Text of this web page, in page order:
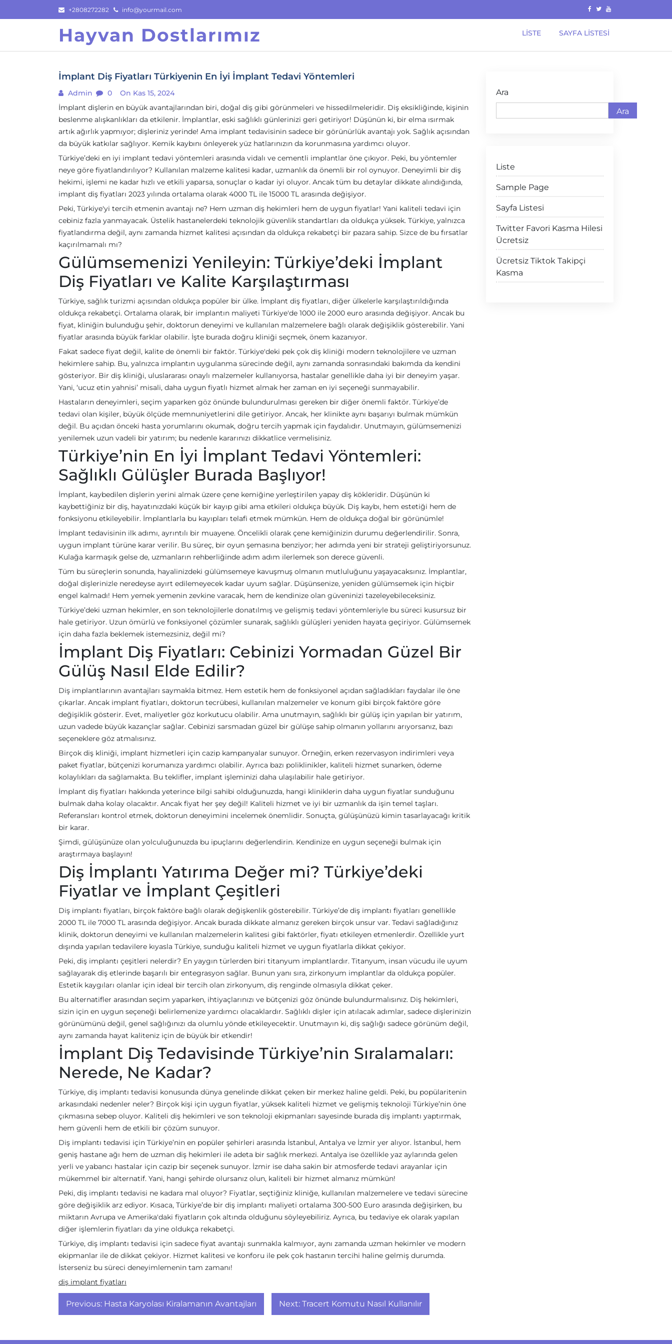
to
+2808272282 info@yourmail.com
Hayvan Dostlarımız LISTE SAYFA LISTESI
İmplant Diş Fiyatları Türkiyenin En İyi İmplant Tedavi Yöntemleri
Admin 0
On Kas 15, 2024
İmplant dişlerin en büyük avantajlarından biri, doğal diş gibi görünmeleri ve hissedilmeleridir. Diş eksikliğinde, kişinin
beslenme alışkanlıkları da etkilenir. İmplantlar, eski sağlıklı günlerinizi geri getiriyor! Düşünün ki, bir elma ısırmak
artık ağırlık yapmıyor; dişleriniz yerinde! Ama implant tedavisinin sadece bir görünürlük avantajı yok. Sağlık açısından
da büyük katkılar sağlıyor. Kemik kaybını önleyerek yüz hatlarınızın da korunmasına yardımcı oluyor.
Türkiye’deki en iyi implant tedavi yöntemleri arasında vidalı ve cementli implantlar öne çıkıyor. Peki, bu yöntemler
neye göre fiyatlandırılıyor? Kullanılan malzeme kalitesi kadar, uzmanlık da önemli bir rol oynuyor. Deneyimli bir diş
hekimi, işlemi ne kadar hızlı ve etkili yaparsa, sonuçlar o kadar iyi oluyor. Ancak tüm bu detaylar dikkate alındığında,
implant diş fiyatları 2023 yılında ortalama olarak 4000 TL ile 15000 TL arasında değişiyor.
Peki, Türkiye'yi tercih etmenin avantajı ne? Hem uzman diş hekimleri hem de uygun fiyatlar! Yani kaliteli tedavi için
cebiniz fazla yanmayacak. Üstelik hastanelerdeki teknolojik güvenlik standartları da oldukça yüksek. Türkiye, yalnızca
fiyatlandırma değil, aynı zamanda hizmet kalitesi açısından da oldukça rekabetçi bir pazara sahip. Sizce de bu fırsatlar
kaçırılmamalı mı?
Gülümsemenizi Yenileyin: Türkiye’deki İmplant
Diş Fiyatları ve Kalite Karşılaştırması
Türkiye, sağlık turizmi açısından oldukça popüler bir ülke. İmplant diş fiyatları, diğer ülkelerle karşılaştırıldığında
oldukça rekabetçi. Ortalama olarak, bir implantın maliyeti Türkiye'de 1000 ile 2000 euro arasında değişiyor. Ancak bu
fiyat, kliniğin bulunduğu şehir, doktorun deneyimi ve kullanılan malzemelere bağlı olarak değişiklik gösterebilir. Yani
fiyatlar arasında büyük farklar olabilir. İşte burada doğru kliniği seçmek, önem kazanıyor.
Fakat sadece fiyat değil, kalite de önemli bir faktör. Türkiye'deki pek çok diş kliniği modern teknolojilere ve uzman
hekimlere sahip. Bu, yalnızca implantın uygulanma sürecinde değil, aynı zamanda sonrasındaki bakımda da kendini
gösteriyor. Bir diş kliniği, uluslararası onaylı malzemeler kullanıyorsa, hastalar genellikle daha iyi bir deneyim yaşar.
Yani, ‘ucuz etin yahnisi’ misali, daha uygun fiyatlı hizmet almak her zaman en iyi seçeneği sunmayabilir.
Hastaların deneyimleri, seçim yaparken göz önünde bulundurulması gereken bir diğer önemli faktör. Türkiye’de
tedavi olan kişiler, büyük ölçüde memnuniyetlerini dile getiriyor. Ancak, her klinikte aynı başarıyı bulmak mümkün
değil. Bu açıdan önceki hasta yorumlarını okumak, doğru tercih yapmak için faydalıdır. Unutmayın, gülümsemenizi
yenilemek uzun vadeli bir yatırım; bu nedenle kararınızı dikkatlice vermelisiniz.
Türkiye’nin En İyi İmplant Tedavi Yöntemleri:
Sağlıklı Gülüşler Burada Başlıyor!
İmplant, kaybedilen dişlerin yerini almak üzere çene kemiğine yerleştirilen yapay diş kökleridir. Düşünün ki
kaybettiğiniz bir diş, hayatınızdaki küçük bir kayıp gibi ama etkileri oldukça büyük. Diş kaybı, hem estetiği hem de
fonksiyonu etkileyebilir. İmplantlarla bu kayıpları telafi etmek mümkün. Hem de oldukça doğal bir görünümle!
İmplant tedavisinin ilk adımı, ayrıntılı bir muayene. Öncelikli olarak çene kemiğinizin durumu değerlendirilir. Sonra,
uygun implant türüne karar verilir. Bu süreç, bir oyun şemasına benziyor; her adımda yeni bir strateji geliştiriyorsunuz.
Kulağa karmaşık gelse de, uzmanların rehberliğinde adım adım ilerlemek son derece güvenli.
Tüm bu süreçlerin sonunda, hayalinizdeki gülümsemeye kavuşmuş olmanın mutluluğunu yaşayacaksınız. İmplantlar,
doğal dişlerinizle neredeyse ayırt edilemeyecek kadar uyum sağlar. Düşünsenize, yeniden gülümsemek için hiçbir
engel kalmadı! Hem yemek yemenin zevkine varacak, hem de kendinize olan güveninizi tazeleyebileceksiniz.
Türkiye’deki uzman hekimler, en son teknolojilerle donatılmış ve gelişmiş tedavi yöntemleriyle bu süreci kusursuz bir
hale getiriyor. Uzun ömürlü ve fonksiyonel çözümler sunarak, sağlıklı gülüşleri yeniden hayata geçiriyor. Gülümsemek
için daha fazla beklemek istemezsiniz, değil mi?
İmplant Diş Fiyatları: Cebinizi Yormadan Güzel Bir
Gülüş Nasıl Elde Edilir?
Diş implantlarının avantajları saymakla bitmez. Hem estetik hem de fonksiyonel açıdan sağladıkları faydalar ile öne
çıkarlar. Ancak implant fiyatları, doktorun tecrübesi, kullanılan malzemeler ve konum gibi birçok faktöre göre
değişiklik gösterir. Evet, maliyetler göz korkutucu olabilir. Ama unutmayın, sağlıklı bir gülüş için yapılan bir yatırım,
uzun vadede büyük kazançlar sağlar. Cebinizi sarsmadan güzel bir gülüşe sahip olmanın yollarını arıyorsanız, bazı
seçeneklere göz atmalısınız.
Birçok diş kliniği, implant hizmetleri için cazip kampanyalar sunuyor. Örneğin, erken rezervasyon indirimleri veya
paket fiyatlar, bütçenizi korumanıza yardımcı olabilir. Ayrıca bazı poliklinikler, kaliteli hizmet sunarken, ödeme
kolaylıkları da sağlamakta. Bu teklifler, implant işleminizi daha ulaşılabilir hale getiriyor.
İmplant diş fiyatları hakkında yeterince bilgi sahibi olduğunuzda, hangi kliniklerin daha uygun fiyatlar sunduğunu
bulmak daha kolay olacaktır. Ancak fiyat her şey değil! Kaliteli hizmet ve iyi bir uzmanlık da işin temel taşları.
Referansları kontrol etmek, doktorun deneyimini incelemek önemlidir. Sonuçta, gülüşünüzü kimin tasarlayacağı kritik
bir karar.
Şimdi, gülüşünüze olan yolculuğunuzda bu ipuçlarını değerlendirin. Kendinize en uygun seçeneği bulmak için
araştırmaya başlayın!
Diş İmplantı Yatırıma Değer mi? Türkiye’deki
Fiyatlar ve İmplant Çeşitleri
Diş implantı fiyatları, birçok faktöre bağlı olarak değişkenlik gösterebilir. Türkiye’de diş implantı fiyatları genellikle
2000 TL ile 7000 TL arasında değişiyor. Ancak burada dikkate almanız gereken birçok unsur var. Tedavi sağladığınız
klinik, doktorun deneyimi ve kullanılan malzemelerin kalitesi gibi faktörler, fiyatı etkileyen etmenlerdir. Özellikle yurt
dışında yapılan tedavilere kıyasla Türkiye, sunduğu kaliteli hizmet ve uygun fiyatlarla dikkat çekiyor.
Peki, diş implantı çeşitleri nelerdir? En yaygın türlerden biri titanyum implantlardır. Titanyum, insan vücudu ile uyum
sağlayarak diş etlerinde başarılı bir entegrasyon sağlar. Bunun yanı sıra, zirkonyum implantlar da oldukça popüler.
Estetik kaygıları olanlar için ideal bir tercih olan zirkonyum, diş renginde olmasıyla dikkat çeker.
Bu alternatifler arasından seçim yaparken, ihtiyaçlarınızı ve bütçenizi göz önünde bulundurmalısınız. Diş hekimleri,
sizin için en uygun seçeneği belirlemenize yardımcı olacaklardır. Sağlıklı dişler için atılacak adımlar, sadece dişlerinizin
görünümünü değil, genel sağlığınızı da olumlu yönde etkileyecektir. Unutmayın ki, diş sağlığı sadece görünüm değil,
aynı zamanda hayat kaliteniz için de büyük bir etkendir!
İmplant Diş Tedavisinde Türkiye’nin Sıralamaları:
Nerede, Ne Kadar?
Türkiye, diş implantı tedavisi konusunda dünya genelinde dikkat çeken bir merkez haline geldi. Peki, bu popülaritenin
arkasındaki nedenler neler? Birçok kişi için uygun fiyatlar, yüksek kaliteli hizmet ve gelişmiş teknoloji Türkiye’nin öne
çıkmasına sebep oluyor. Kaliteli diş hekimleri ve son teknoloji ekipmanları sayesinde burada diş implantı yaptırmak,
hem güvenli hem de etkili bir çözüm sunuyor.
Diş implantı tedavisi için Türkiye’nin en popüler şehirleri arasında İstanbul, Antalya ve İzmir yer alıyor. İstanbul, hem
geniş hastane ağı hem de uzman diş hekimleri ile adeta bir sağlık merkezi. Antalya ise özellikle yaz aylarında gelen
yerli ve yabancı hastalar için cazip bir seçenek sunuyor. İzmir ise daha sakin bir atmosferde tedavi arayanlar için
mükemmel bir alternatif. Yani, hangi şehirde olursanız olun, kaliteli bir hizmet almanız mümkün!
Peki, diş implantı tedavisi ne kadara mal oluyor? Fiyatlar, seçtiğiniz kliniğe, kullanılan malzemelere ve tedavi sürecine
göre değişiklik arz ediyor. Kısaca, Türkiye’de bir diş implantı maliyeti ortalama 300-500 Euro arasında değişirken, bu
miktarın Avrupa ve Amerika'daki fiyatların çok altında olduğunu söyleyebiliriz. Ayrıca, bu tedaviye ek olarak yapılan
diğer işlemlerin fiyatları da yine oldukça rekabetçi.
Türkiye, diş implantı tedavisi için sadece fiyat avantajı sunmakla kalmıyor, aynı zamanda uzman hekimler ve modern
ekipmanlar ile de dikkat çekiyor. Hizmet kalitesi ve konforu ile pek çok hastanın tercihi haline gelmiş durumda.
İsterseniz bu süreci deneyimlemenin tam zamanı!
diş implant fiyatları
Yazı
gezinmesi
Previous: Hasta Karyolası Kiralamanın Avantajları Next: Tracert Komutu Nasıl Kullanılır
Ara
Ara
Liste
Sample Page
Sayfa Listesi
Twitter Favori Kasma Hilesi
Ücretsiz
Ücretsiz Tiktok Takipçi
Kasma